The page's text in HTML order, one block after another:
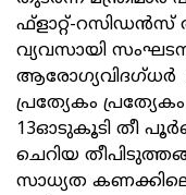
ഫ്‌ളാറ്റ്-റസിഡന്‍സ്
വ്യവസായി
ആരോഗ്യവിദഗ്ധര്‍
പ്രത്യേകം
13ഓടുകൂടി തീ
ചെറിയ
സാധ്യത